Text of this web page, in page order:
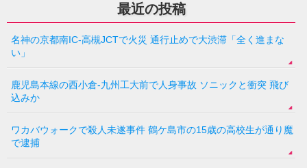
最近の投稿
名神の京都南IC-高槻JCTで火災 通行止めで大渋滞「全く進まな
い」
鹿児島本線の西小倉-九州工大前で人身事故 ソニックと衝突 飛び
込みか
ワカバウォークで殺人未遂事件 鶴ケ島市の15歳の高校生が通り魔
で逮捕